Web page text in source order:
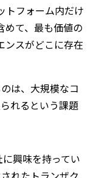
トフォーム内だけ
めて、最も価値の
ンスがどこに存在
は、大規模なコ
れるという課題
興味を持ってい